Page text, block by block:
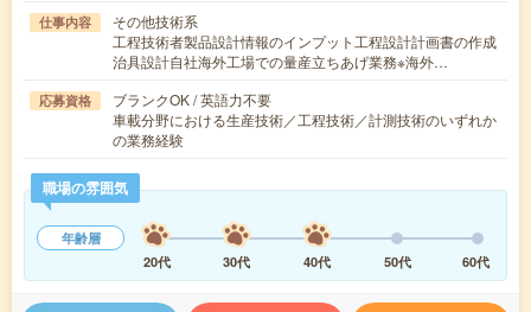
仕事内容
その他技術系
工程技術者製品設計情報のインプット工程設計計画書の作成
治具設計自社海外工場での量産立ちあげ業務※海外…
応募資格
ブランクOK / 英語力不要
車載分野における生産技術／工程技術／計測技術のいずれか
の業務経験
職場の雰囲気
年齢層
20代
30代 40代 50代 60代